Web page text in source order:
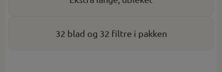
32 blad og 32 filtre i pakken